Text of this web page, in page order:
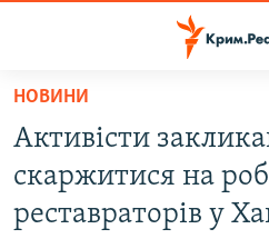
Перейти
основного
матеріалу
Перейти
до
ВІДЕО ТА ФОТО
НОВИНИ
Активісти
скаржитися на
реставраторів у